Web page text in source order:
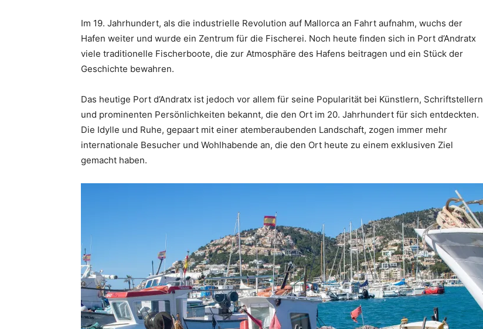
Im 19. Jahrhundert, als die industrielle Revolution auf Mallorca an Fahrt aufnahm, wuchs der
Hafen weiter und wurde ein Zentrum für die Fischerei. Noch heute finden sich in Port d’Andratx
viele traditionelle Fischerboote, die zur Atmosphäre des Hafens beitragen und ein Stück der
Geschichte bewahren.
Das heutige Port d’Andratx ist jedoch vor allem für seine Popularität bei Künstlern, Schriftstellern
und prominenten Persönlichkeiten bekannt, die den Ort im 20. Jahrhundert für sich entdeckten.
Die Idylle und Ruhe, gepaart mit einer atemberaubenden Landschaft, zogen immer mehr
internationale Besucher und Wohlhabende an, die den Ort heute zu einem exklusiven Ziel
gemacht haben.